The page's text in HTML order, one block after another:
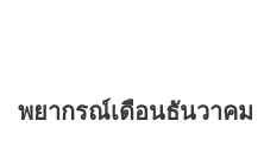
พยากรณ์เดือนธันวาคม